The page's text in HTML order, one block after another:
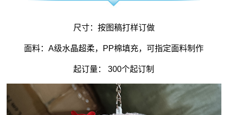
尺寸：按图稿打样订做
面料：A级水晶超柔，PP棉填充，可指定面料制作
起订量： 300个起订制